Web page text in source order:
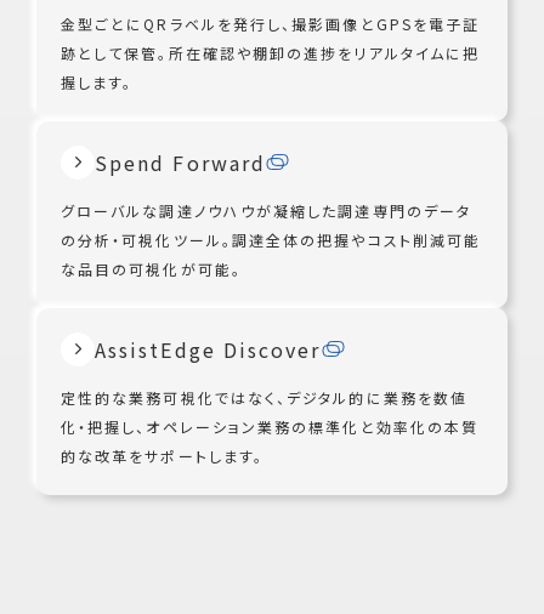
金型ごとにQRラベルを発行し、撮影画像とGPSを電子証
跡として保管。所在確認や棚卸の進捗をリアルタイムに把
握します。
Spend Forward
グローバルな調達ノウハウが凝縮した調達専門のデータ
の分析・可視化ツール。調達全体の把握やコスト削減可能
な品目の可視化が可能。
AssistEdge Discover
定性的な業務可視化ではなく、デジタル的に業務を数値
化・把握し、オペレーション業務の標準化と効率化の本質
的な改革をサポートします。